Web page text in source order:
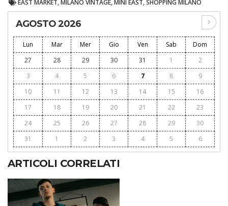
EAST MARKET, MILANO VINTAGE, MINI EAST, SHOPPING MILANO
AGOSTO 2026
Lun Mar Mer Gio Ven Sab
Dom
27
28 29 30 31 1
2
3
4 5 6 7 8
9
10
11 12 13 14 15
16
17
18 19 20 21 22
23
24
25 26 27 28 29
30
31
1 2 3 4 5 6
ARTICOLI CORRELATI